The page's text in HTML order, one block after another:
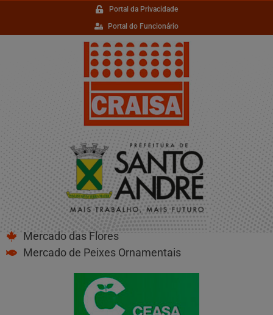
Portal da Privacidade
Portal do Funcionário
Mercado das Flores
Mercado de Peixes Ornamentais